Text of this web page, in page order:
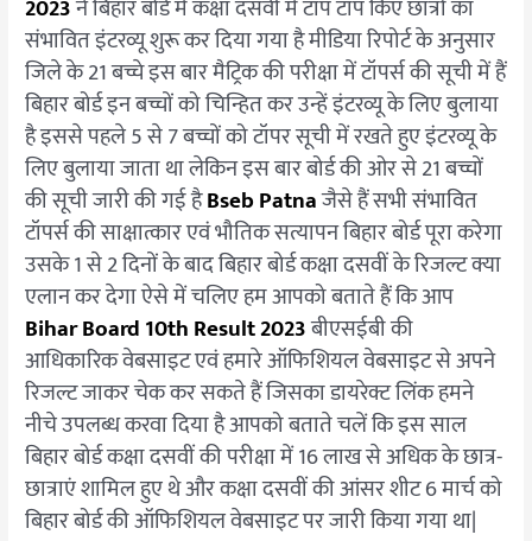
2023ने बिहार बोर्ड में कक्षा दसवीं में टॉप टॉप किए छात्रों का
संभावित इंटरव्यू शुरू कर दिया गया है मीडिया रिपोर्ट के अनुसार
जिले के 21 बच्चे इस बार मैट्रिक की परीक्षा में टॉपर्स की सूची में हैं
बिहार बोर्ड इन बच्चों को चिन्हित कर उन्हें इंटरव्यू के लिए बुलाया
है इससे पहले 5 से 7 बच्चों को टॉपर सूची में रखते हुए इंटरव्यू के
लिए बुलाया जाता था लेकिन इस बार बोर्ड की ओर से 21 बच्चों
की सूची जारी की गई हैBseb Patnaजैसे हैं सभी संभावित
टॉपर्स की साक्षात्कार एवं भौतिक सत्यापन बिहार बोर्ड पूरा करेगा
उसके 1 से 2 दिनों के बाद बिहार बोर्ड कक्षा दसवीं के रिजल्ट क्या
एलान कर देगा ऐसे में चलिए हम आपको बताते हैं कि आप
Bihar Board 10th Result 2023बीएसईबी की
आधिकारिक वेबसाइट एवं हमारे ऑफिशियल वेबसाइट से अपने
रिजल्ट जाकर चेक कर सकते हैं जिसका डायरेक्ट लिंक हमने
नीचे उपलब्ध करवा दिया है आपको बताते चलें कि इस साल
बिहार बोर्ड कक्षा दसवीं की परीक्षा में 16 लाख से अधिक के छात्र-
छात्राएं शामिल हुए थे और कक्षा दसवीं की आंसर शीट 6 मार्च को
बिहार बोर्ड की ऑफिशियल वेबसाइट पर जारी किया गया था|